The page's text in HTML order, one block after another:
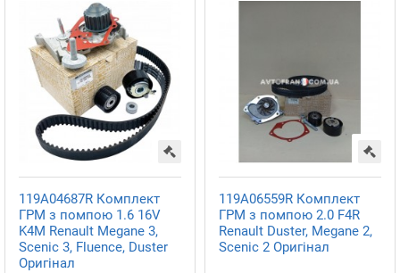
119A04687R Комплект
ГРМ з помпою 1.6 16V
K4M Renault Megane 3,
Scenic 3, Fluence, Duster
Оригінал
119A06559R Комплект
ГРМ з помпою 2.0 F4R
Renault Duster, Megane 2,
Scenic 2 Оригінал